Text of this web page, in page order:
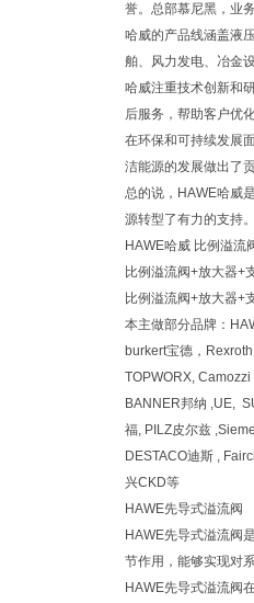
誉。总部慕尼黑，业
哈威的产品线涵盖液
舶、风力发电、冶金
哈威注重技术创新和
后服务，帮助客户优
在环保和可持续发展
洁能源的发展做出了
总的说，HAWE哈威
源转型了有力的支持
HAWE哈威 比例溢流
比例溢流阀+放大器
比例溢流阀+放大器
本主做部分品牌：
burkert宝德，
TOPWORX,
BANNER邦纳 ,UE,
福, PILZ皮尔兹
DESTACO迪斯 ,
兴CKD等
HAWE先导式溢流阀
HAWE先导式溢流阀
节作用，能够实现对
HAWE先导式溢流阀